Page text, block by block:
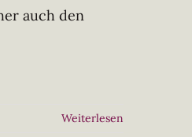
auch den
Weiterlesen